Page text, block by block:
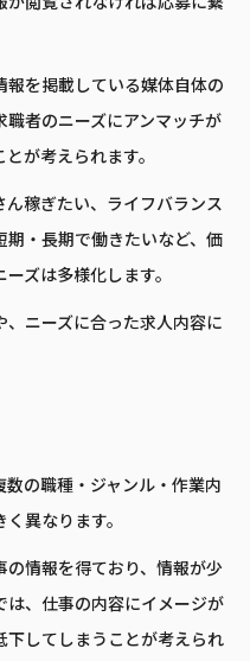
を掲載している媒体自体の
者のニーズにアンマッチが
が考えられます。
稼ぎたい、ライフバランス
・長期で働きたいなど、価
ズは多様化します。
ニーズに合った求人内容に
の職種・ジャンル・作業内
異なります。
情報を得ており、情報が少
は、仕事の内容にイメージが
してしまうことが考えられ